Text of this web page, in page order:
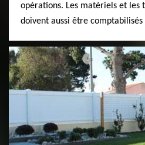
opérations. Les matériels et les
doivent aussi être